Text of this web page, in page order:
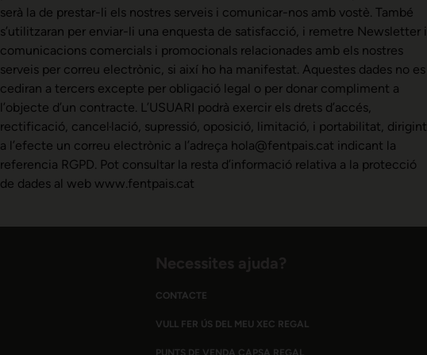
serà la de prestar-li els nostres serveis i comunicar-nos amb vostè. També
s’utilitzaran per enviar-li una enquesta de satisfacció, i remetre Newsletter i
comunicacions comercials i promocionals relacionades amb els nostres
serveis per correu electrònic, si així ho ha manifestat. Aquestes dades no es
cediran a tercers excepte per obligació legal o per donar compliment a
l’objecte d’un contracte. L’USUARI podrà exercir els drets d’accés,
rectificació, cancel·lació, supressió, oposició, limitació, i portabilitat, dirigint
a l’efecte un correu electrònic a l’adreça hola@fentpais.cat indicant la
referencia RGPD. Pot consultar la resta d’informació relativa a la protecció
de dades al web www.fentpais.cat
CONTACTE
VULL FER ÚS DEL MEU XEC REGAL
PUNTS DE VENDA CAPSA REGAL